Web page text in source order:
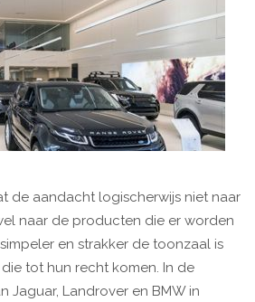
de aandacht logischerwijs niet naar
naar de producten die er worden
en strakker de toonzaal is
tot hun recht komen. In de
Jaguar, Landrover en BMW in